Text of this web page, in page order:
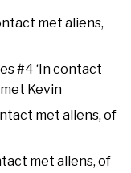
met aliens,
#4 ‘In contact
Kevin
met aliens, of
met aliens, of